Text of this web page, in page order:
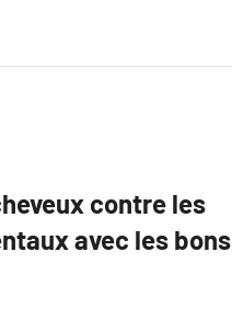
contre les
avec les bons